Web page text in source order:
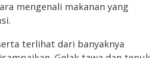
mengenali makanan yang
terlihat dari banyaknya